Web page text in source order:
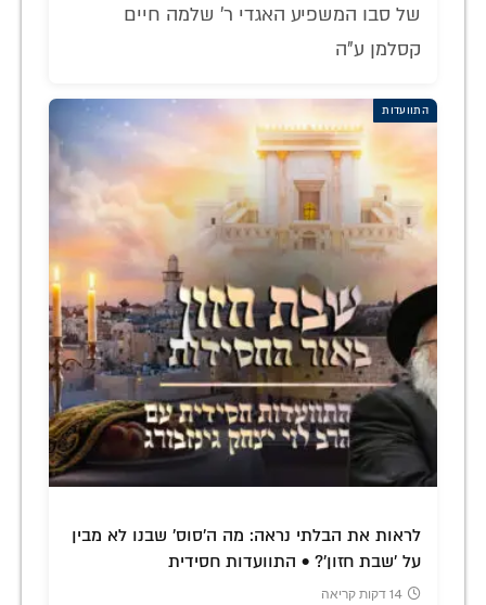
של סבו המשפיע האגדי ר' שלמה חיים
קסלמן ע"ה
התוועדות
לראות את הבלתי נראה: מה ה'סוס' שבנו לא מבין
על 'שבת חזון'? • התוועדות חסידית
14 דקות קריאה